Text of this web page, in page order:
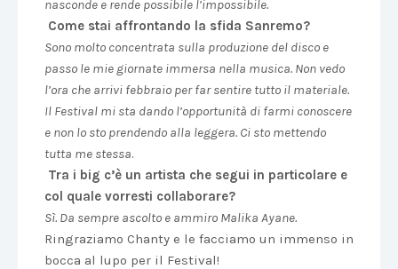
nasconde e rende possibile l’impossibile.
Come stai affrontando la sfida Sanremo?
Sono molto concentrata sulla produzione del disco e
passo le mie giornate immersa nella musica. Non vedo
l’ora che arrivi febbraio per far sentire tutto il materiale.
Il Festival mi sta dando l’opportunità di farmi conoscere
e non lo sto prendendo alla leggera. Ci sto mettendo
tutta me stessa.
Tra i big c’è un artista che segui in particolare e
col quale vorresti collaborare?
Sì. Da sempre ascolto e ammiro Malika Ayane.
Ringraziamo Chanty e le facciamo un immenso in
bocca al lupo per il Festival!